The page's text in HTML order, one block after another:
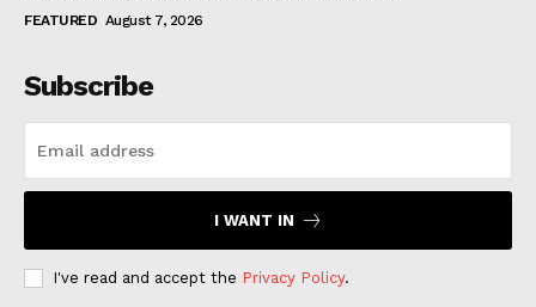
FEATURED August 7, 2026
Subscribe
I WANT IN
I've read and accept the Privacy Policy.